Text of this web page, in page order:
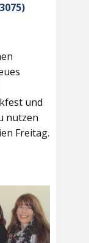
und
nutzen
Freitag.